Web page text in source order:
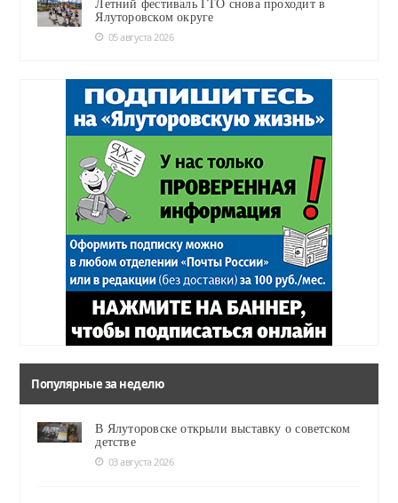
Летний фестиваль ГТО снова проходит в
Ялуторовском округе
05 августа 2026
Популярные за неделю
В Ялуторовске открыли выставку о советском
детстве
03 августа 2026